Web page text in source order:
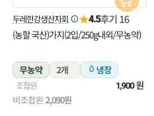
두레한강생산자회 ★4.5후기 16
(농할 국산)가지(2입/250g내외/무농약)
무농약 2개 냉장
조합원 1,900원
비조합원 2,090원